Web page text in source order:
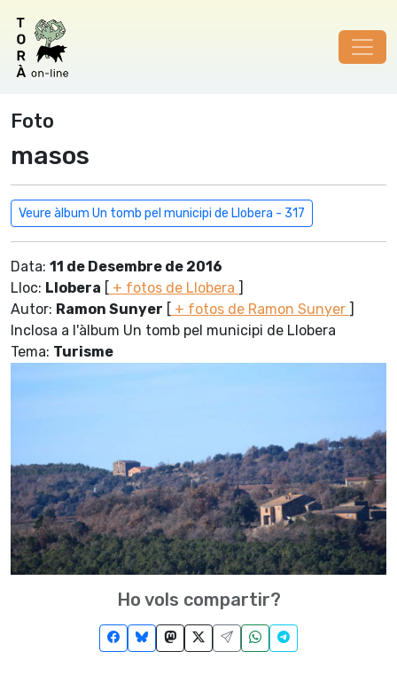
Foto
masos
Veure àlbum Un tomb pel municipi de Llobera - 317
Data: 11 de Desembre de 2016
Lloc: Llobera [ + fotos de Llobera ]
Autor: Ramon Sunyer [ + fotos de Ramon Sunyer ]
Inclosa a l'àlbum Un tomb pel municipi de Llobera
Tema: Turisme
Ho vols compartir?